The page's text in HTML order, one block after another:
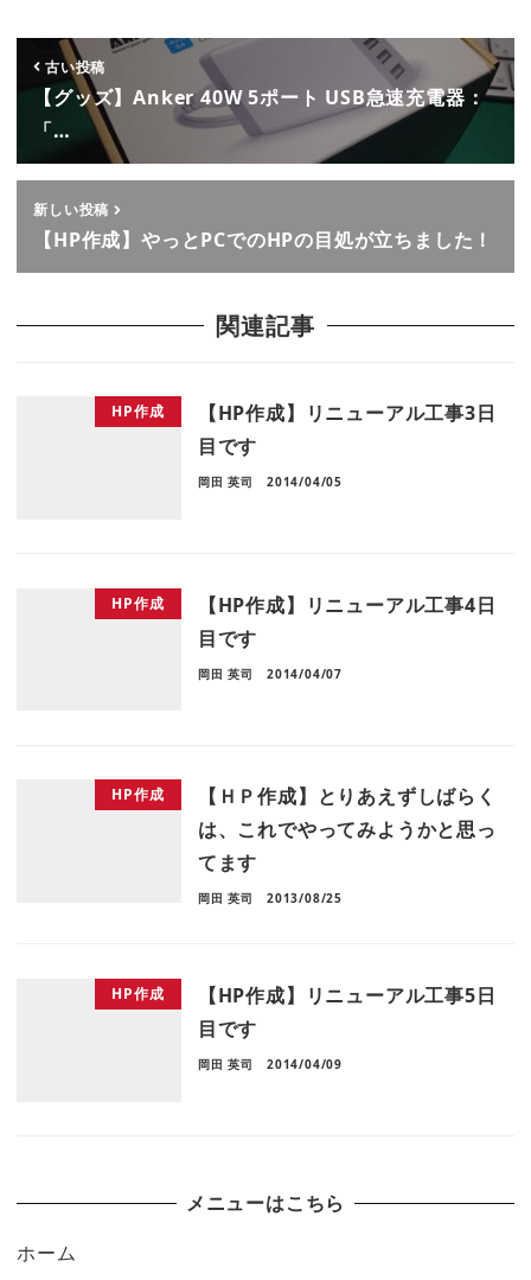
古い投稿
【グッズ】Anker 40W 5ポート USB急速充電器：
「…
新しい投稿
【HP作成】やっとPCでのHPの目処が立ちました！
関連記事
HP作成
【HP作成】リニューアル工事3日
目です
岡田 英司 2014/04/05
HP作成
【HP作成】リニューアル工事4日
目です
岡田 英司 2014/04/07
HP作成
【ＨＰ作成】とりあえずしばらく
は、これでやってみようかと思っ
てます
岡田 英司 2013/08/25
HP作成
【HP作成】リニューアル工事5日
目です
岡田 英司 2014/04/09
メニューはこちら
ホーム